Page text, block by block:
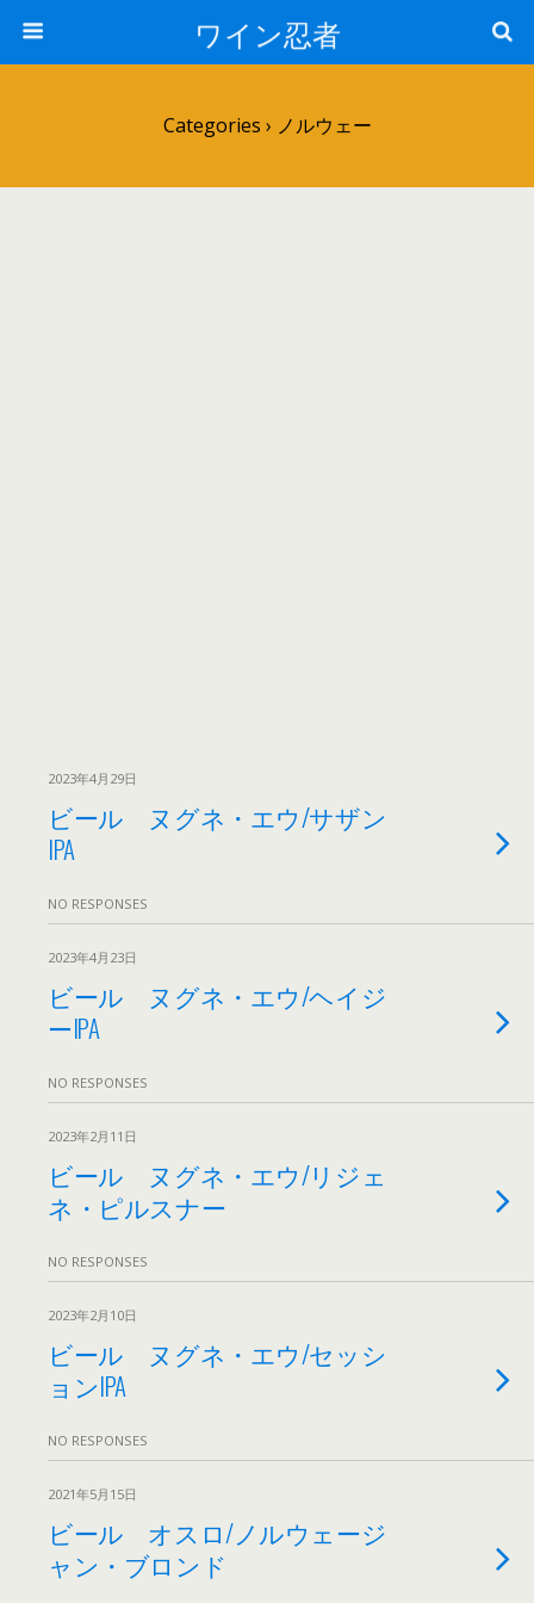
ワイン忍者
Categories › ノルウェー
2023年4月29日
ビール ヌグネ・エウ/サザン
IPA
NO RESPONSES
2023年4月23日
ビール ヌグネ・エウ/ヘイジ
ーIPA
NO RESPONSES
2023年2月11日
ビール ヌグネ・エウ/リジェ
ネ・ピルスナー
NO RESPONSES
2023年2月10日
ビール ヌグネ・エウ/セッシ
ョンIPA
NO RESPONSES
2021年5月15日
ビール オスロ/ノルウェージ
ャン・ブロンド